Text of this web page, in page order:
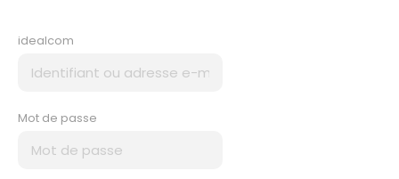
idealcom
Mot de passe